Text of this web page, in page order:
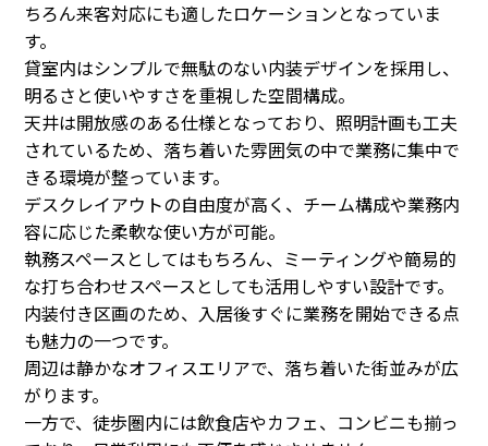
ちろん来客対応にも適したロケーションとなっていま
す。
貸室内はシンプルで無駄のない内装デザインを採用し、
明るさと使いやすさを重視した空間構成。
天井は開放感のある仕様となっており、照明計画も工夫
されているため、落ち着いた雰囲気の中で業務に集中で
きる環境が整っています。
デスクレイアウトの自由度が高く、チーム構成や業務内
容に応じた柔軟な使い方が可能。
執務スペースとしてはもちろん、ミーティングや簡易的
な打ち合わせスペースとしても活用しやすい設計です。
内装付き区画のため、入居後すぐに業務を開始できる点
も魅力の一つです。
周辺は静かなオフィスエリアで、落ち着いた街並みが広
がります。
一方で、徒歩圏内には飲食店やカフェ、コンビニも揃っ